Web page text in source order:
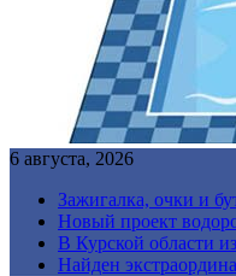
6 августа, 2026
Зажигалка, очки и
Новый проект
В Курской области
Найден